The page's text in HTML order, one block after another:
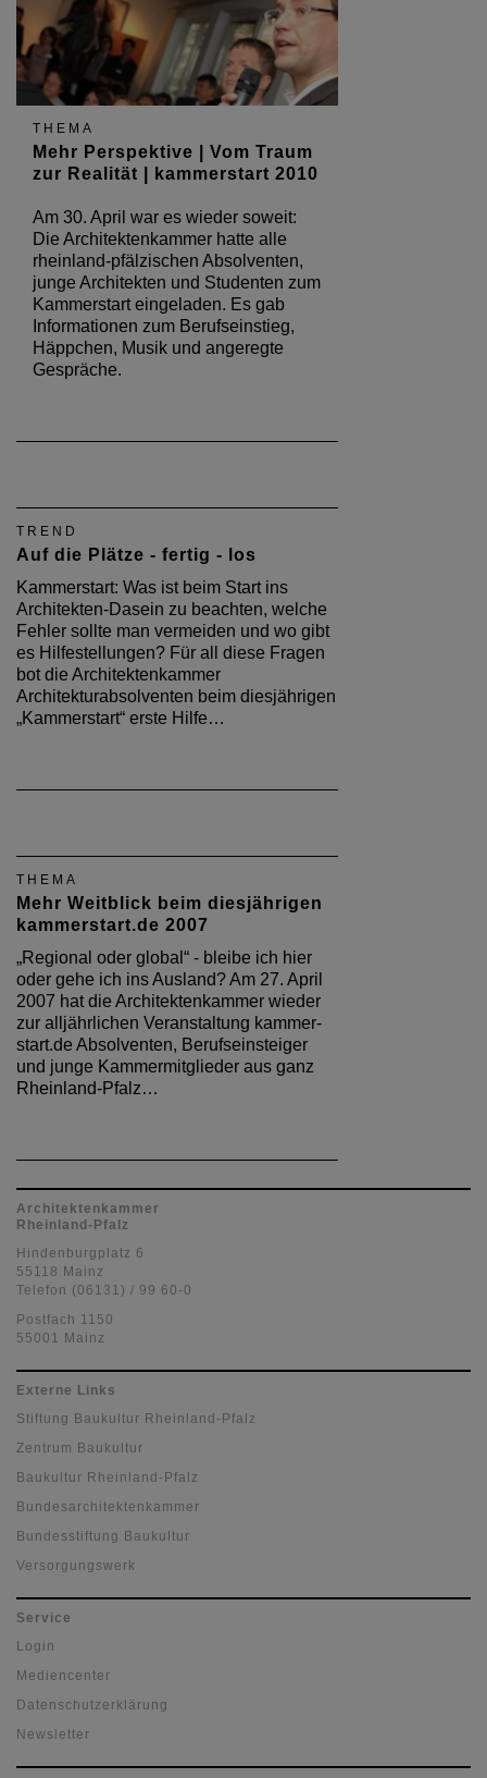
THEMA
Mehr Perspektive | Vom Traum
zur Realität | kammerstart 2010
Am 30. April war es wieder soweit:
Die Architektenkammer hatte alle
rheinland-pfälzischen Absolventen,
junge Architekten und Studenten zum
Kammerstart eingeladen. Es gab
Informationen zum Berufseinstieg,
Häppchen, Musik und angeregte
Gespräche.
TREND
Auf die Plätze - fertig - los
Kammerstart: Was ist beim Start ins
Architekten-Dasein zu beachten, welche
Fehler sollte man vermeiden und wo gibt
es Hilfestellungen? Für all diese Fragen
bot die Architektenkammer
Architekturabsolventen beim diesjährigen
„Kammerstart“ erste Hilfe…
THEMA
Mehr Weitblick beim diesjährigen
kammerstart.de 2007
„Regional oder global“ - bleibe ich hier
oder gehe ich ins Ausland? Am 27. April
2007 hat die Architektenkammer wieder
zur alljährlichen Veranstaltung kammer-
start.de Absolventen, Berufseinsteiger
und junge Kammermitglieder aus ganz
Rheinland-Pfalz…
Architektenkammer
Rheinland-Pfalz
Hindenburgplatz 6
55118 Mainz
Telefon (06131) / 99 60-0
Postfach 1150
55001 Mainz
Externe Links
Stiftung Baukultur Rheinland-Pfalz
Zentrum Baukultur
Baukultur Rheinland-Pfalz
Bundesarchitektenkammer
Bundesstiftung Baukultur
Versorgungswerk
Service
Login
Mediencenter
Datenschutzerklärung
Newsletter